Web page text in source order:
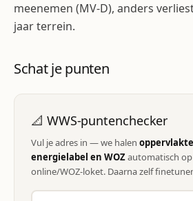
meenemen (MV-D), anders
jaar terrein.
Schat je punten
📐 WWS-puntenchecker
Vul je adres in — we halen
energielabel en WOZautomatisch op
online/WOZ-loket. Daarna zelf